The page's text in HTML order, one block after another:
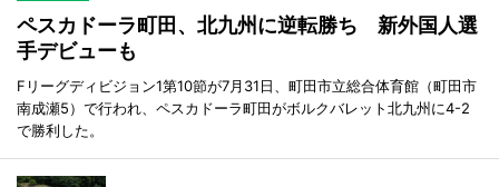
ペスカドーラ町田、北九州に逆転勝ち 新外国人選
手デビューも
Fリーグディビジョン1第10節が7月31日、町田市立総合体育館（町田市
南成瀬5）で行われ、ペスカドーラ町田がボルクバレット北九州に4-2
で勝利した。